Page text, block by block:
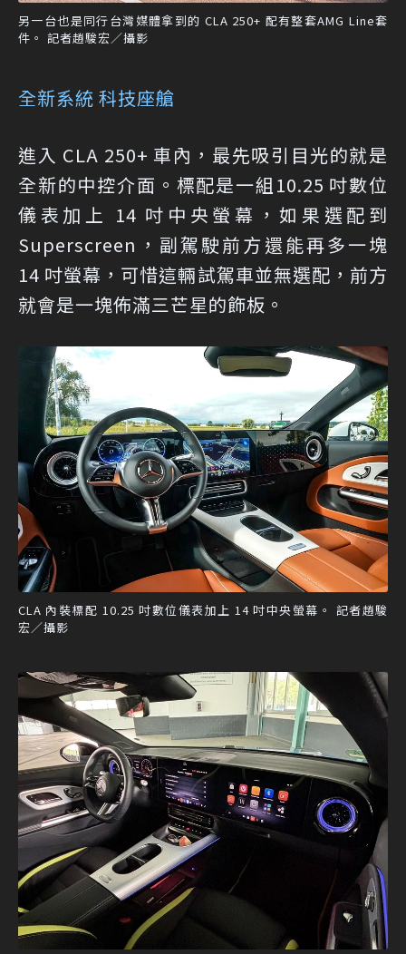
另一台也是同行台灣媒體拿到的 CLA 250+ 配有整套AMG Line套
件。 記者趙駿宏／攝影
全新系統 科技座艙
進入 CLA 250+ 車內，最先吸引目光的就是
全新的中控介面。標配是一組10.25 吋數位
儀表加上 14 吋中央螢幕，如果選配到
Superscreen，副駕駛前方還能再多一塊
14 吋螢幕，可惜這輛試駕車並無選配，前方
就會是一塊佈滿三芒星的飾板。
CLA 內裝標配 10.25 吋數位儀表加上 14 吋中央螢幕。 記者趙駿
宏／攝影